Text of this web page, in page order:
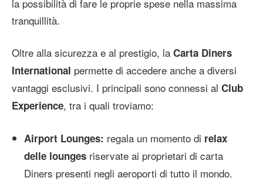
la possibilità di fare le proprie spese nella massima
tranquillità.
Oltre alla sicurezza e al prestigio, la Carta Diners
International permette di accedere anche a diversi
vantaggi esclusivi. I principali sono connessi al Club
Experience, tra i quali troviamo:
Airport Lounges: regala un momento di relax
delle lounges riservate ai proprietari di carta
Diners presenti negli aeroporti di tutto il mondo.